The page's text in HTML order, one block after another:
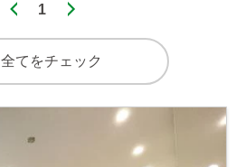
1
全てをチェック